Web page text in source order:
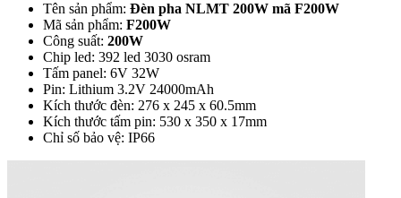
Tên sản phẩm: Đèn pha NLMT 200W mã F200W
Mã sản phẩm: F200W
Công suất: 200W
Chip led: 392 led 3030 osram
Tấm panel: 6V 32W
Pin: Lithium 3.2V 24000mAh
Kích thước đèn: 276 x 245 x 60.5mm
Kích thước tấm pin: 530 x 350 x 17mm
Chỉ số bảo vệ: IP66